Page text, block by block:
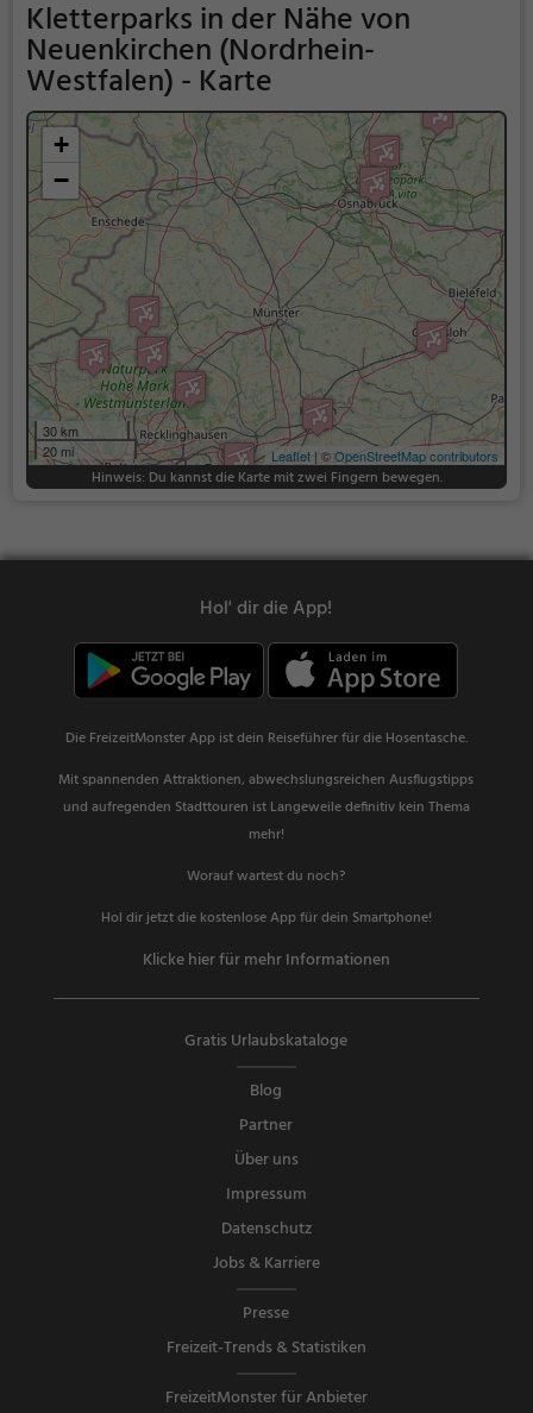
Kletterparks in der Nähe von
Neuenkirchen (Nordrhein-
Westfalen) - Karte
+
−
30 km
20 mi
Leaflet | ©OpenStreetMap contributors
Hinweis: Du kannst die Karte mit zwei Fingern bewegen.
Hol' dir die App!
Die FreizeitMonster App ist dein Reiseführer für die Hosentasche.
Mit spannenden Attraktionen, abwechslungsreichen Ausflugstipps
und aufregenden Stadttouren ist Langeweile definitiv kein Thema
mehr!
Worauf wartest du noch?
Hol dir jetzt die kostenlose App für dein Smartphone!
Klicke hier für mehr Informationen
Gratis Urlaubskataloge
Blog
Partner
Über uns
Impressum
Datenschutz
Jobs & Karriere
Presse
Freizeit-Trends & Statistiken
FreizeitMonster für Anbieter